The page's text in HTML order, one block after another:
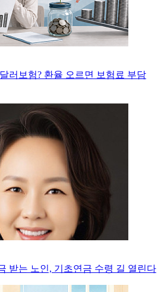
러보험? 환율 오르면 보험료 부담
받는 노인, 기초연금 수령 길 열린다